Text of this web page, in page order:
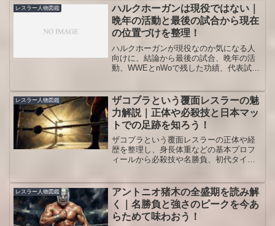
試合の見方や向いているファン像も分か
るので、プロレスを見始めた人にも読み
やすい人物図鑑です。
レスラー人物図鑑
ハルクホーガンは現役ではない｜
晩年の活動と最後の試合から現在
の位置づけを整理！
ハルクホーガンが現役なのか気になる人
向けに、結論から最後の試合、晩年の活
動、WWEとnWoで残した功績、代表試
経歴だけでなく現在どう位置づけるべき
かまでつかめる内容です。
レスラー人物図鑑
ザコブラという覆面レスラーの魅
力解説｜正体や必殺技と日本マッ
トでの足跡を知ろう！
ザコブラという覆面レスラーの正体や経
歴を整理し、身長体重などの基本プロフ
ィールから必殺技や名勝負、初代タイガ
立つ人物図鑑です。
レスラー人物図鑑
アントニオ猪木の全盛期を読み解
く｜名勝負と強さのピークを今あ
らためて味わおう！